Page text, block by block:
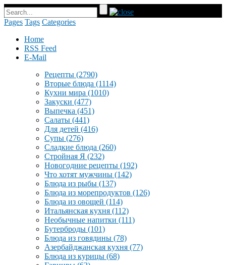
Pages Tags Categories
Home
RSS Feed
E-Mail
Рецепты (2790)
Вторые блюда (1114)
Кухни мира (1010)
Закуски (477)
Выпечка (451)
Салаты (441)
Для детей (416)
Супы (276)
Сладкие блюда (260)
Стройная Я (232)
Новогодние рецепты (192)
Что хотят мужчины (142)
Блюда из рыбы (137)
Блюда из морепродуктов (126)
Блюда из овощей (114)
Итальянская кухня (112)
Необычные напитки (111)
Бутерброды (101)
Блюда из говядины (78)
Азербайджанская кухня (77)
Блюда из курицы (68)